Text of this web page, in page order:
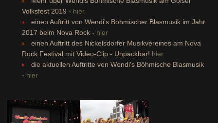
Volksfest 2019 - hier
einen Auftritt von Wendi's Böhmischer Blasmusik im Jahr
2017 beim Nova Rock - hier
einen Auftritt des Nickelsdorfer Musikvereines am Nova
Rock Festival mit Video-Clip - Unpackbar! hier
die aktuellen Auftritte von Wendi's Böhmische Blasmusik
- hier